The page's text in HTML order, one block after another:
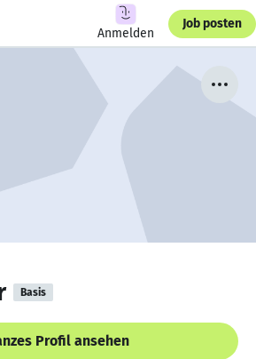
Anmelden
Job posten
Basis
Profil ansehen